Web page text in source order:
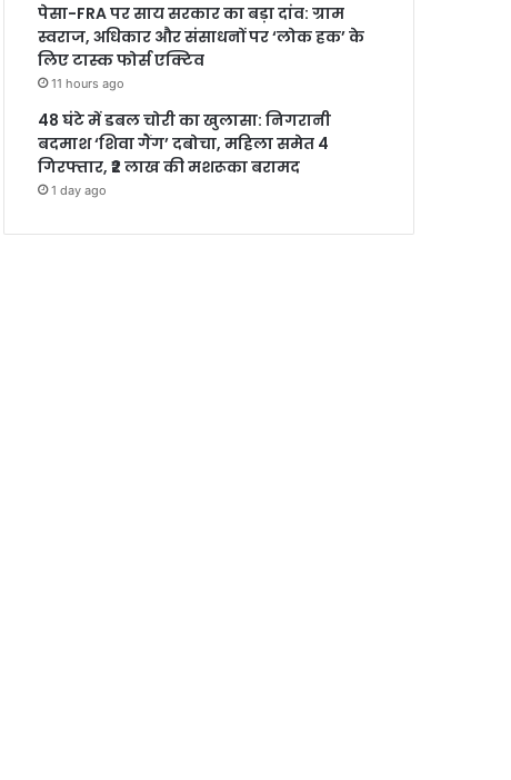
पेसा-FRA पर साय सरकार का बड़ा दांव: ग्राम
स्वराज, अधिकार और संसाधनों पर ‘लोक हक’ के
लिए टास्क फोर्स एक्टिव
11 hours ago
48 घंटे में डबल चोरी का खुलासा: निगरानी
बदमाश ‘शिवा गैंग’ दबोचा, महिला समेत 4
गिरफ्तार, ₹2 लाख की मशरूका बरामद
1 day ago